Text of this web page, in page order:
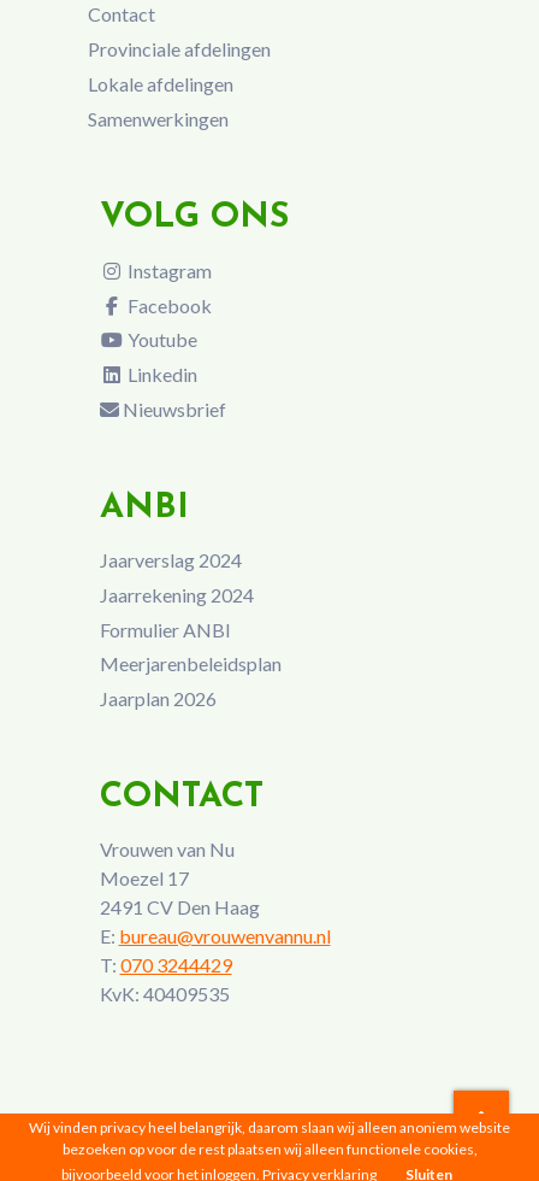
Contact
Provinciale afdelingen
Lokale afdelingen
Samenwerkingen
VOLG ONS
Instagram
Facebook
Youtube
Linkedin
Nieuwsbrief
ANBI
Jaarverslag 2024
Jaarrekening 2024
Formulier ANBI
Meerjarenbeleidsplan
Jaarplan 2026
CONTACT
Vrouwen van Nu
Moezel 17
2491 CV Den Haag
E: bureau@vrouwenvannu.nl
T: 070 3244429
KvK: 40409535
Vrouwen van Nu © 2026 |Privacyverklaring
Wij vinden privacy heel belangrijk, daarom slaan wij alleen anoniem website
bezoeken op voor de rest plaatsen wij alleen functionele cookies,
bijvoorbeeld voor het inloggen. Privacy verklaring Sluiten